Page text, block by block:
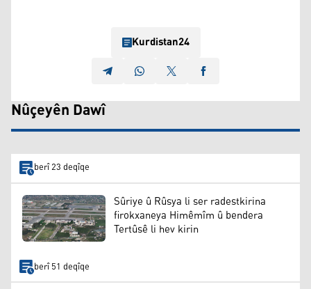
Kurdistan24
Nûçeyên Dawî
berî 23 deqîqe
Sûriye û Rûsya li ser radestkirina
firokxaneya Himêmîm û bendera
Tertûsê li hev kirin
berî 51 deqîqe